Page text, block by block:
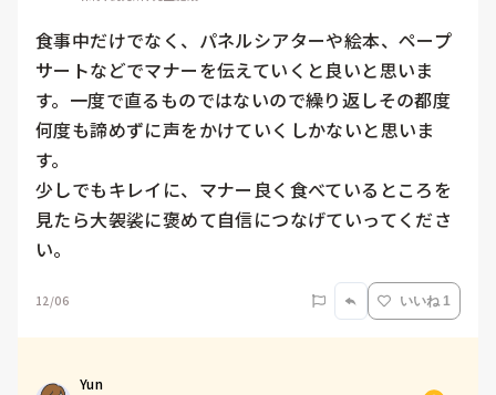
食事中だけでなく、パネルシアターや絵本、ペープ
サートなどでマナーを伝えていくと良いと思いま
す。一度で直るものではないので繰り返しその都度
何度も諦めずに声をかけていくしかないと思いま
す。
少しでもキレイに、マナー良く食べているところを
見たら大袈裟に褒めて自信につなげていってくださ
い。
12/06 いいね 1
Yun